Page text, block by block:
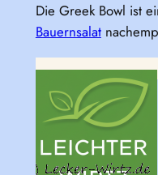
Die Greek Bowl ist
Bauernsalat